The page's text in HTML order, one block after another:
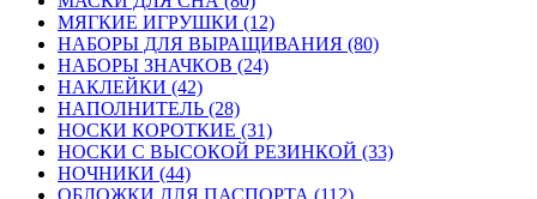
МЯГКИЕ ИГРУШКИ (12)
НАБОРЫ ДЛЯ ВЫРАЩИВАНИЯ (80)
НАБОРЫ ЗНАЧКОВ (24)
НАКЛЕЙКИ (42)
НАПОЛНИТЕЛЬ (28)
НОСКИ КОРОТКИЕ (31)
НОСКИ С ВЫСОКОЙ РЕЗИНКОЙ (33)
НОЧНИКИ (44)
ОБЛОЖКИ ДЛЯ ПАСПОРТА (112)